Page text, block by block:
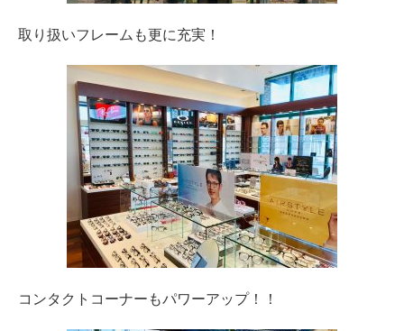
取り扱いフレームも更に充実！
コンタクトコーナーもパワーアップ！！